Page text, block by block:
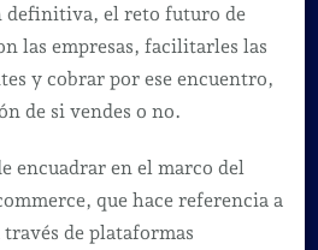
definitiva, el reto futuro de
las empresas, facilitarles las
y cobrar por ese encuentro,
de si vendes o no.
encuadrar en el marco del
que hace referencia a
de plataformas